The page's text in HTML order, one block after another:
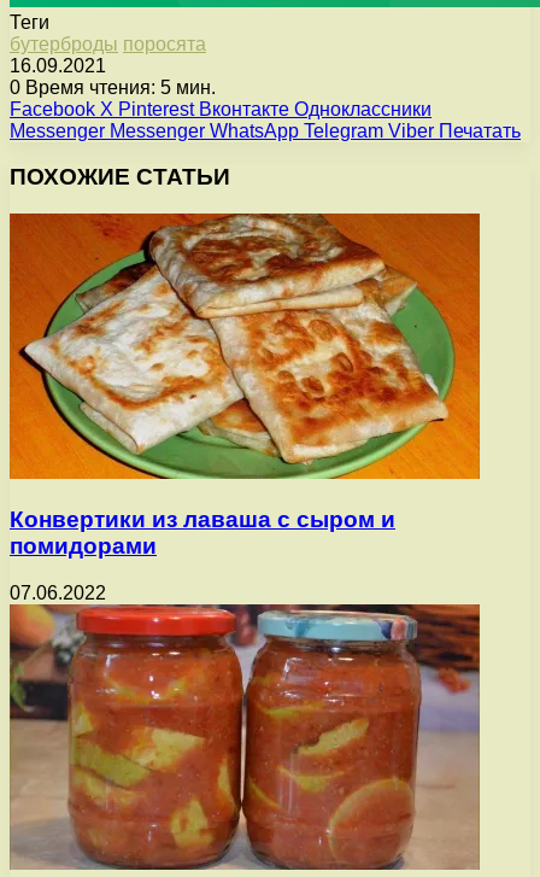
Теги
бутерброды поросята
16.09.2021
0 Время чтения: 5 мин.
Facebook X Pinterest Вконтакте Одноклассники
Messenger Messenger WhatsApp Telegram Viber Печатать
ПОХОЖИЕ СТАТЬИ
Конвертики из лаваша с сыром и
помидорами
07.06.2022